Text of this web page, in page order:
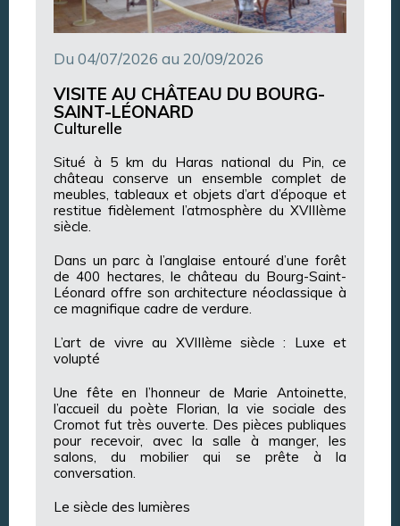
Du 04/07/2026 au 20/09/2026
VISITE AU CHÂTEAU DU BOURG-
SAINT-LÉONARD
Culturelle
Situé à 5 km du Haras national du Pin, ce
château conserve un ensemble complet de
meubles, tableaux et objets d’art d’époque et
restitue fidèlement l’atmosphère du XVIIIème
siècle.
Dans un parc à l’anglaise entouré d’une forêt
de 400 hectares, le château du Bourg-Saint-
Léonard offre son architecture néoclassique à
ce magnifique cadre de verdure.
L’art de vivre au XVIIIème siècle : Luxe et
volupté
Une fête en l’honneur de Marie Antoinette,
l’accueil du poète Florian, la vie sociale des
Cromot fut très ouverte. Des pièces publiques
pour recevoir, avec la salle à manger, les
salons, du mobilier qui se prête à la
conversation.
Le siècle des lumières